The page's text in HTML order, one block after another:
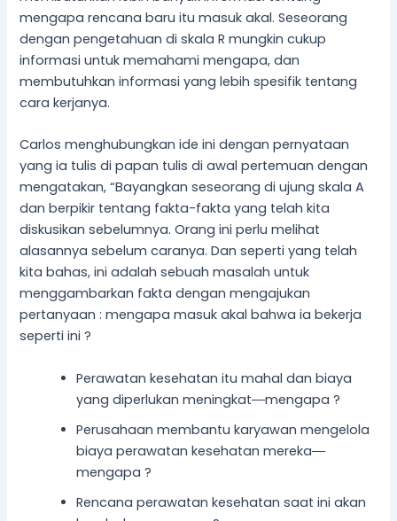
mengapa rencana baru itu masuk akal. Seseorang
dengan pengetahuan di skala R mungkin cukup
informasi untuk memahami mengapa, dan
membutuhkan informasi yang lebih spesifik tentang
cara kerjanya.
Carlos menghubungkan ide ini dengan pernyataan
yang ia tulis di papan tulis di awal pertemuan dengan
mengatakan, “Bayangkan seseorang di ujung skala A
dan berpikir tentang fakta-fakta yang telah kita
diskusikan sebelumnya. Orang ini perlu melihat
alasannya sebelum caranya. Dan seperti yang telah
kita bahas, ini adalah sebuah masalah untuk
menggambarkan fakta dengan mengajukan
pertanyaan : mengapa masuk akal bahwa ia bekerja
seperti ini ?
Perawatan kesehatan itu mahal dan biaya
yang diperlukan meningkat―mengapa ?
Perusahaan membantu karyawan mengelola
biaya perawatan kesehatan mereka―
mengapa ?
Rencana perawatan kesehatan saat ini akan